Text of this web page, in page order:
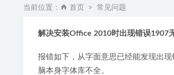
当前位置： 首页 常见问题
解决安装Office 2010时出现错误1907
报错如下，从字面意思已经能发现出
脑本身字体库不全。